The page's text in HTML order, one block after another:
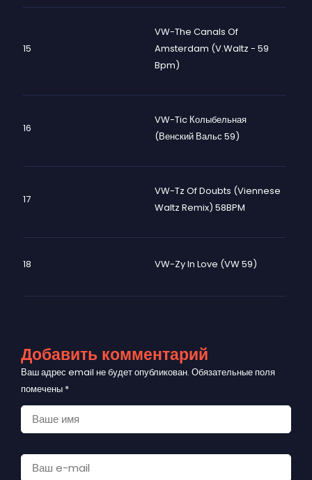
15
VW-The Canals Of
Amsterdam (V.Waltz - 59
Bpm)
16
VW-Tic Колыбельная
(Венский Вальс 59)
17
VW-Tz Of Doubts (Viennese
Waltz Remix) 58BPM
18 VW-Zy In Love (VW 59)
Добавить комментарий
Ваш адрес email не будет опубликован. Обязательные поля
помечены *